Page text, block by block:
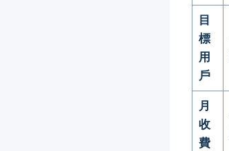
目
標
用
戶
月
收
費